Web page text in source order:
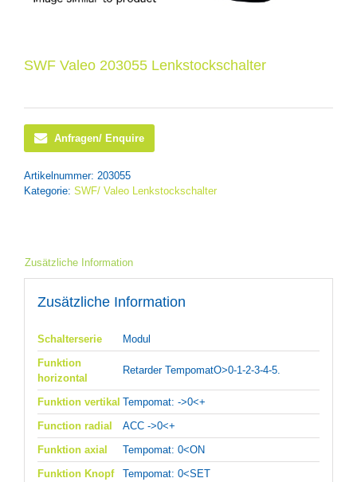
SWF Valeo 203055 Lenkstockschalter
Anfragen/ Enquire
Artikelnummer: 203055
Kategorie: SWF/ Valeo Lenkstockschalter
Zusätzliche Information
Zusätzliche Information
Schalterserie
Modul
Funktion
horizontal
Retarder TempomatO>0-1-2-3-4-5.
Funktion vertikal Tempomat: ->0<+
Function radial
ACC ->0<+
Funktion axial
Tempomat: 0<ON
Funktion Knopf
Tempomat: 0<SET